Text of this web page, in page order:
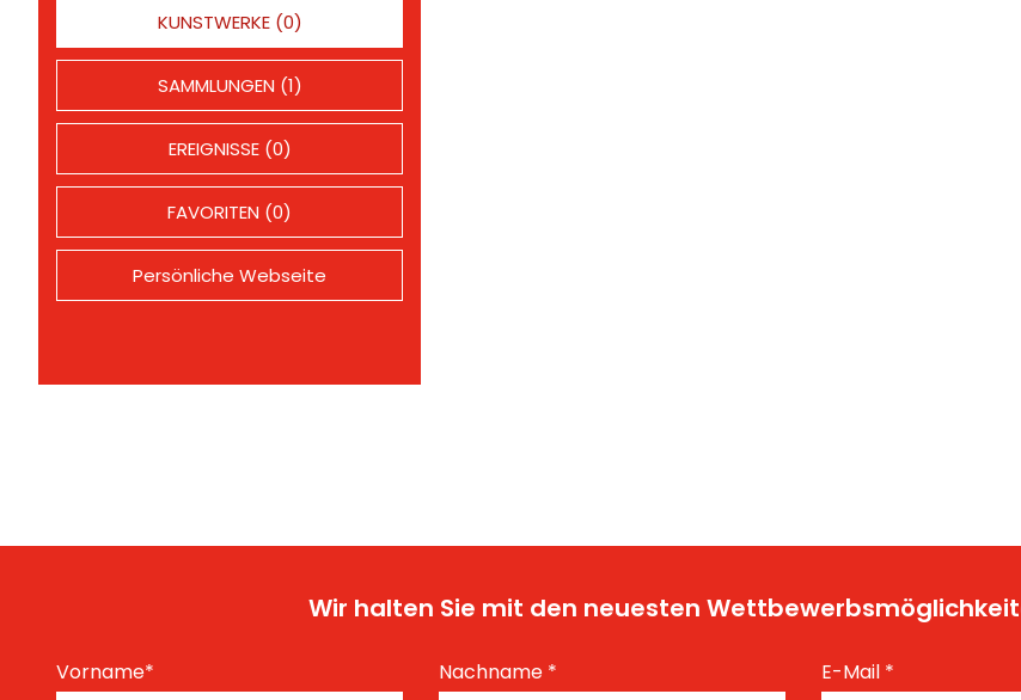
KUNSTWERKE (0)
SAMMLUNGEN (1)
EREIGNISSE (0)
FAVORITEN (0)
Persönliche Webseite
Wir halten Sie mit den neuesten
Vorname* Nachname * E-Mail *